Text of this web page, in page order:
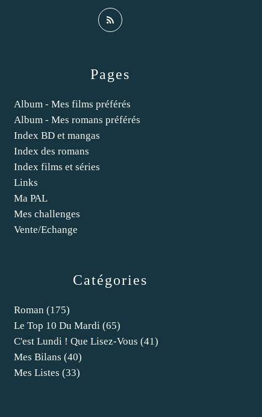
Catégories
Roman (175)
Le Top 10 Du Mardi (65)
C'est Lundi ! Que Lisez-Vous (41)
Mes Bilans (40)
Mes Listes (33)
Pages
Album - Mes films préférés
Album - Mes romans préférés
Index BD et mangas
Index des romans
Index films et séries
Links
Ma PAL
Mes challenges
Vente/Echange